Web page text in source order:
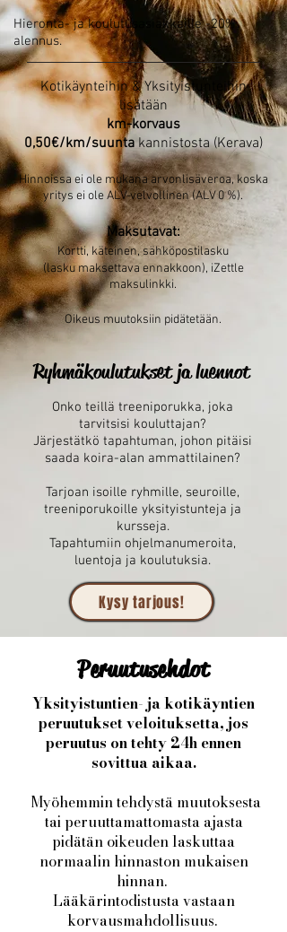
Hieronta- ja koulutusasiakkaille -20%
alennus.
Kotikäynteihin & Yksityistunteihin
lisätään
km-korvaus
0,50€/km/suuntakannistosta (Kerava)
Hinnoissa ei ole mukana arvonlisäveroa, koska
yritys ei ole ALV-velvollinen (ALV 0 %).
Maksutavat:
Kortti, käteinen, sähköpostilasku
(lasku maksettava ennakkoon), iZettle
maksulinkki.
Oikeus muutoksiin pidätetään.
Ryhmäkoulutukset ja luennot
Onko teillä treeniporukka, joka
tarvitsisi kouluttajan?
Järjestätkö tapahtuman, johon pitäisi
saada koira-alan ammattilainen?
Tarjoan isoille ryhmille, seuroille,
treeniporukoille yksityistunteja ja
kursseja.
Tapahtumiin ohjelmanumeroita,
luentoja ja koulutuksia.
Kysy tarjous!
Peruutusehdot
Yksityistuntien- ja kotikäyntien
peruutukset veloituksetta, jos
peruutus on tehty 24h ennen
sovittua aikaa.
Myöhemmin tehdystä muutoksesta
tai peruuttamattomasta ajasta
pidätän oikeuden laskuttaa
normaalin hinnaston mukaisen
hinnan.
Lääkärintodistusta vastaan
korvausmahdollisuus.